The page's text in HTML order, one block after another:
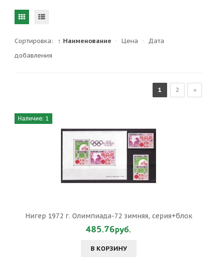
Сортировка: ↑ Наименование · Цена ·
Дата
добавления
1 2 »
Наличие: 1
Нигер 1972 г. Олимпиада-72 зимняя, серия+блок
485.76руб.
В КОРЗИНУ